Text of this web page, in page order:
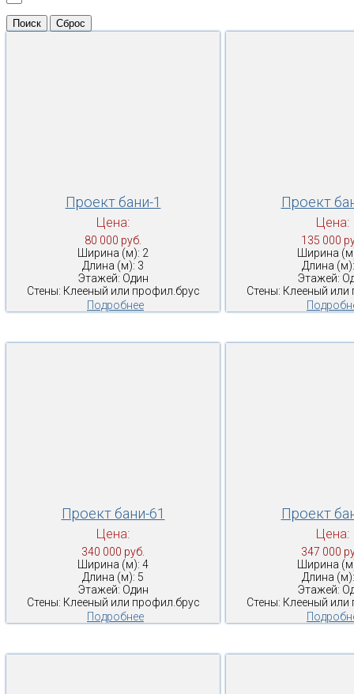
Проект бани-1
Цена:
80 000 руб.
Ширина (м): 2
Длина (м): 3
Этажей: Один
Стены: Клееный или профил.брус
Подробнее
Проект
Цена:
135 000
Ширина
Длина
Этажей:
Стены: Клееный или
Проект бани-61
Цена:
340 000 руб.
Ширина (м): 4
Длина (м): 5
Этажей: Один
Стены: Клееный или профил.брус
Подробнее
Проект
Цена:
347 000
Ширина
Длина
Этажей:
Стены: Клееный или